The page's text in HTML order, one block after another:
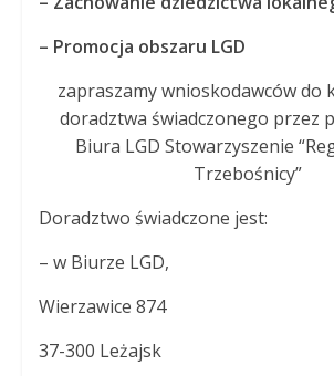
– Promocja obszaru LGD
zapraszamy wnioskodawców do
doradztwa świadczonego przez
Biura LGD Stowarzyszenie
Trzebośnicy”
Doradztwo świadczone jest:
– w Biurze LGD,
Wierzawice 874
37-300 Leżajsk